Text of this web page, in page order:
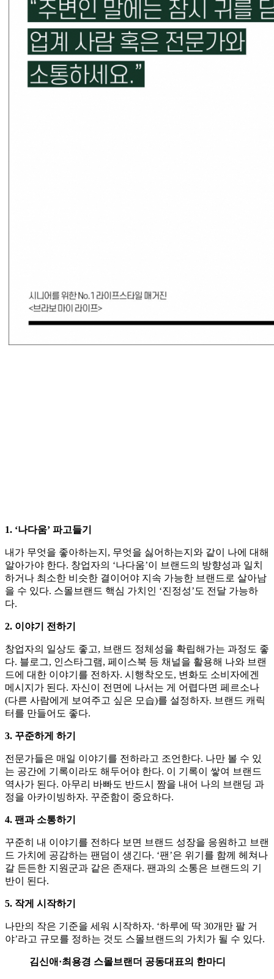
1. ‘나다움’ 파고들기
내가 무엇을 좋아하는지, 무엇을 싫어하는지와 같이 나에 대해
알아가야 한다. 창업자의 ‘나다움’이 브랜드의 방향성과 일치
하거나 최소한 비슷한 결이어야 지속 가능한 브랜드로 살아남
을 수 있다. 스몰브랜드 핵심 가치인 ‘진정성’도 전달 가능하
다.
2. 이야기 전하기
창업자의 일상도 좋고, 브랜드 정체성을 확립해가는 과정도 좋
다. 블로그, 인스타그램, 페이스북 등 채널을 활용해 나와 브랜
드에 대한 이야기를 전하자. 시행착오도, 변화도 소비자에겐
메시지가 된다. 자신이 전면에 나서는 게 어렵다면 페르소나
(다른 사람에게 보여주고 싶은 모습)를 설정하자. 브랜드 캐릭
터를 만들어도 좋다.
3. 꾸준하게 하기
전문가들은 매일 이야기를 전하라고 조언한다. 나만 볼 수 있
는 공간에 기록이라도 해두어야 한다. 이 기록이 쌓여 브랜드
역사가 된다. 아무리 바빠도 반드시 짬을 내어 나의 브랜딩 과
정을 아카이빙하자. 꾸준함이 중요하다.
4. 팬과 소통하기
꾸준히 내 이야기를 전하다 보면 브랜드 성장을 응원하고 브랜
드 가치에 공감하는 팬덤이 생긴다. ‘팬’은 위기를 함께 헤쳐나
갈 든든한 지원군과 같은 존재다. 팬과의 소통은 브랜드의 기
반이 된다.
5. 작게 시작하기
나만의 작은 기준을 세워 시작하자. ‘하루에 딱 30개만 팔 거
야’라고 규모를 정하는 것도 스몰브랜드의 가치가 될 수 있다.
김신애·최용경 스몰브랜더 공동대표의 한마디